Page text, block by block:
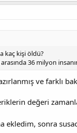
kaç kişi öldü?
arasında 36 milyon
ve farklı
değeri
ekledim, sonra